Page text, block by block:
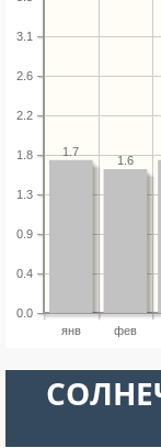
янв фев
0.0
0.4
0.9
1.3
1.8
2.2
2.6
3.1
1.6
1.7